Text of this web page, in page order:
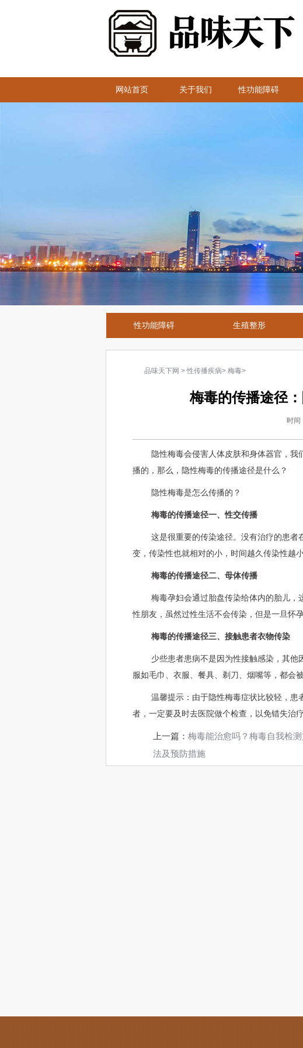
网站首页 关于我们 性功能障碍
性功能障碍 生殖整形
品味天下网 > 性传播疾病> 梅毒>
梅毒的传播途径
时间
隐性梅毒会侵害人体皮肤和身体器官，
播的，那么，隐性梅毒的传播途径是什么？
隐性梅毒是怎么传播的？
梅毒的传播途径一、性交传播
这是很重要的传染途径。没有治疗的患
变，传染性也就相对的小，时间越久传染性越
梅毒的传播途径二、母体传播
梅毒孕妇会通过胎盘传染给体内的胎儿
性朋友，虽然过性生活不会传染，但是一旦怀
梅毒的传播途径三、接触患者衣物传染
少些患者患病不是因为性接触感染，其
服如毛巾、衣服、餐具、剃刀、烟嘴等，都会被
温馨提示：由于隐性梅毒症状比较轻，
者，一定要及时去医院做个检查，以免错失治
上一篇： 梅毒能治愈吗？梅毒自我检
法及预防措施